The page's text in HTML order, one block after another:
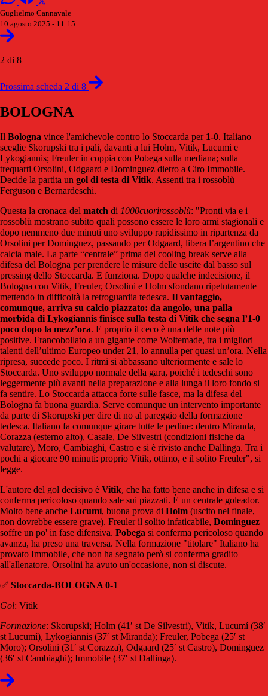
Guglielmo Cannavale
10 agosto 2025 - 11:15
2 di 8
Prossima scheda 2 di 8
BOLOGNA
Il Bologna vince l'amichevole contro lo Stoccarda per 1-0. Italiano
sceglie Skorupski tra i pali, davanti a lui Holm, Vitik, Lucumì e
Lykogiannis; Freuler in coppia con Pobega sulla mediana; sulla
trequarti Orsolini, Odgaard e Dominguez dietro a Ciro Immobile.
Decide la partita un gol di testa di Vitik. Assenti tra i rossoblù
Ferguson e Bernardeschi.
Questa la cronaca del match di 1000cuorirossoblù: "Pronti via e i
rossoblù mostrano subito quali possono essere le loro armi stagionali e
dopo nemmeno due minuti uno sviluppo rapidissimo in ripartenza da
Orsolini per Dominguez, passando per Odgaard, libera l’argentino che
calcia male. La parte “centrale” prima del cooling break serve alla
difesa del Bologna per prendere le misure delle uscite dal basso sul
pressing dello Stoccarda. E funziona. Dopo qualche indecisione, il
Bologna con Vitik, Freuler, Orsolini e Holm sfondano ripetutamente
mettendo in difficoltà la retroguardia tedesca. Il vantaggio,
comunque, arriva su calcio piazzato: da angolo, una palla
morbida di Lykogiannis finisce sulla testa di Vitik che segna l’1-0
poco dopo la mezz’ora. E proprio il ceco è una delle note più
positive. Francobollato a un gigante come Woltemade, tra i migliori
talenti dell’ultimo Europeo under 21, lo annulla per quasi un’ora. Nella
ripresa, succede poco. I ritmi si abbassano ulteriormente e sale lo
Stoccarda. Uno sviluppo normale della gara, poiché i tedeschi sono
leggermente più avanti nella preparazione e alla lunga il loro fondo si
fa sentire. Lo Stoccarda attacca forte sulle fasce, ma la difesa del
Bologna fa buona guardia. Serve comunque un intervento importante
da parte di Skorupski per dire di no al pareggio della formazione
tedesca. Italiano fa comunque girare tutte le pedine: dentro Miranda,
Corazza (esterno alto), Casale, De Silvestri (condizioni fisiche da
valutare), Moro, Cambiaghi, Castro e si è rivisto anche Dallinga. Tra i
pochi a giocare 90 minuti: proprio Vitik, ottimo, e il solito Freuler", si
legge.
L'autore del gol decisivo è Vitik, che ha fatto bene anche in difesa e si
conferma pericoloso quando sale sui piazzati. È un centrale goleador.
Molto bene anche Lucumì, buona prova di Holm (uscito nel finale,
non dovrebbe essere grave). Freuler il solito infaticabile, Dominguez
soffre un po' in fase difensiva. Pobega si conferma pericoloso quando
avanza, ha preso una traversa. Nella formazione "titolare" Italiano ha
provato Immobile, che non ha segnato però si conferma gradito
all'allenatore. Orsolini ha avuto un'occasione, non si discute.
✅ Stoccarda-BOLOGNA 0-1
Gol: Vitik
Formazione: Skorupski; Holm (41′ st De Silvestri), Vitik, Lucumí (38′
st Lucumí), Lykogiannis (37′ st Miranda); Freuler, Pobega (25′ st
Moro); Orsolini (31′ st Corazza), Odgaard (25′ st Castro), Dominguez
(36′ st Cambiaghi); Immobile (37′ st Dallinga).